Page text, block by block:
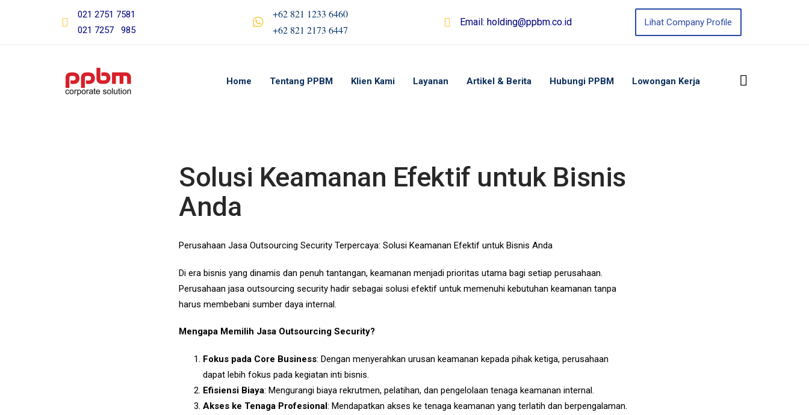
021 2751 7581
021 7257 985
+62 821 1233 6460
+62 821 2173 6447
Email: holding@ppbm.co.id Lihat Company Profile
Home Tentang PPBM Klien Kami Layanan Artikel & Berita Hubungi PPBM Lowongan Kerja
Solusi Keamanan Efektif untuk Bisnis
Anda
Perusahaan Jasa Outsourcing Security Terpercaya: Solusi Keamanan Efektif untuk Bisnis Anda
Di era bisnis yang dinamis dan penuh tantangan, keamanan menjadi prioritas utama bagi setiap perusahaan.
Perusahaan jasa outsourcing security hadir sebagai solusi efektif untuk memenuhi kebutuhan keamanan tanpa
harus membebani sumber daya internal.
Mengapa Memilih Jasa Outsourcing Security?
Fokus pada Core Business: Dengan menyerahkan urusan keamanan kepada pihak ketiga, perusahaan
dapat lebih fokus pada kegiatan inti bisnis.
Efisiensi Biaya: Mengurangi biaya rekrutmen, pelatihan, dan pengelolaan tenaga keamanan internal.
Akses ke Tenaga Profesional: Mendapatkan akses ke tenaga keamanan yang terlatih dan berpengalaman.
navigation